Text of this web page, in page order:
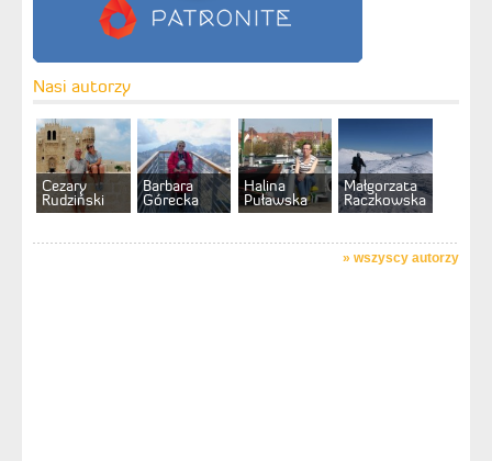
Nasi autorzy
Cezary
Rudziński
Barbara
Górecka
Halina
Puławska
Małgorzata
Raczkowska
» wszyscy autorzy